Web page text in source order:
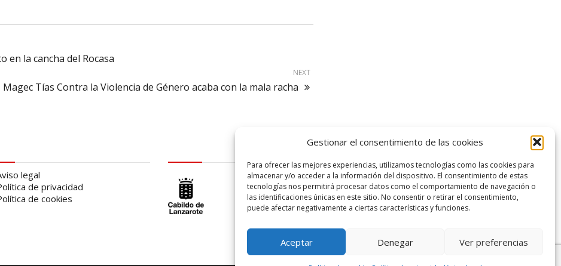
Gestionar el consentimiento de las cookies
Para ofrecer las mejores experiencias, utilizamos tecnologías como las cookies para
almacenar y/o acceder a la información del dispositivo. El consentimiento de estas
tecnologías nos permitirá procesar datos como el comportamiento de navegación o
las identificaciones únicas en este sitio. No consentir o retirar el consentimiento,
puede afectar negativamente a ciertas características y funciones.
Aceptar Denegar Ver preferencias
en la cancha del Rocasa
NEXT
Magec Tías Contra la Violencia de Género acaba con la mala racha
legal
de privacidad
de cookies
logo SID